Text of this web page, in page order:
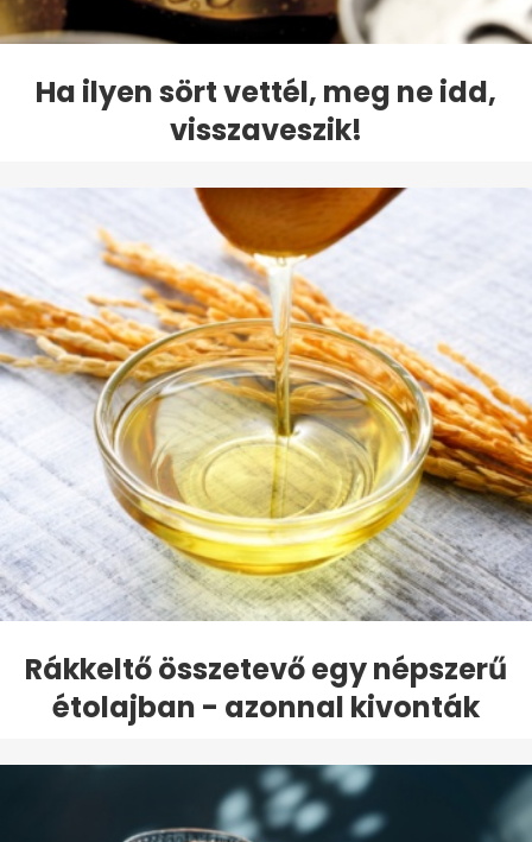
Ha ilyen sört vettél, meg ne idd,
visszaveszik!
Rákkeltő összetevő egy népszerű
étolajban - azonnal kivonták